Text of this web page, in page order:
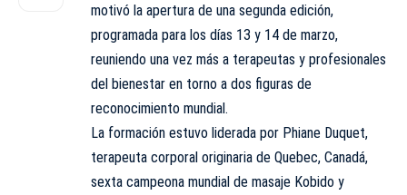
motivó la apertura de una segunda edición,
programada para los días 13 y 14 de marzo,
reuniendo una vez más a terapeutas y profesionales
del bienestar en torno a dos figuras de
reconocimiento mundial.
La formación estuvo liderada por Phiane Duquet,
terapeuta corporal originaria de Quebec, Canadá,
sexta campeona mundial de masaje Kobido y